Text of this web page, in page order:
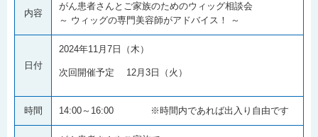
内容
がん患者さんとご家族のためのウィッグ相談会
～ ウィッグの専門美容師がアドバイス！ ～
日付
2024年11月7日（木）
次回開催予定 12月3日（火）
時間 14:00～16:00 ※時間内であれば出入り自由です